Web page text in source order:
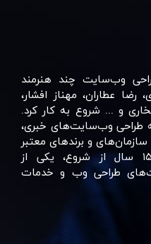
در سال ۱۳۸۳ با طراحی وب‌سایت چند هنرمند
عطاران، مهناز افشار،
و ... شروع به کار کرد.
طراحی وب‌سایت‌های خبری،
و برند‌های معتبر
روی آورد. اکنون با گذشت ۱۵ سال از شروع، یکی از
طراحی وب و خدمات